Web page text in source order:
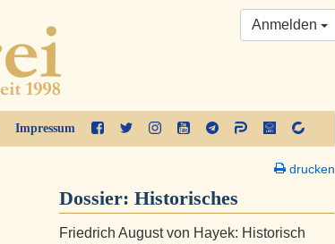
Impressum
Anmelden
drucken
Dossier: Historisches
Friedrich August von Hayek: Historisch